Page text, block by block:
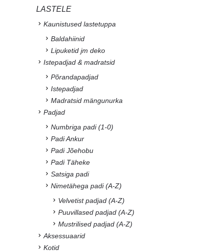
LASTELE
Kaunistused lastetuppa
Baldahiinid
Lipuketid jm deko
Istepadjad & madratsid
Põrandapadjad
Istepadjad
Madratsid mängunurka
Padjad
Numbriga padi (1-0)
Padi Ankur
Padi Jõehobu
Padi Täheke
Satsiga padi
Nimetähega padi (A-Z)
Velvetist padjad (A-Z)
Puuvillased padjad (A-Z)
Mustrilised padjad (A-Z)
Aksessuaarid
Kotid